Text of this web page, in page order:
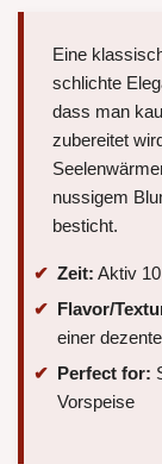
Eine
schlichte
dass man
zubereitet
nussigem
besticht.
Zeit: Aktiv
Flavor/
einer
Perfect for:
Vorspeise